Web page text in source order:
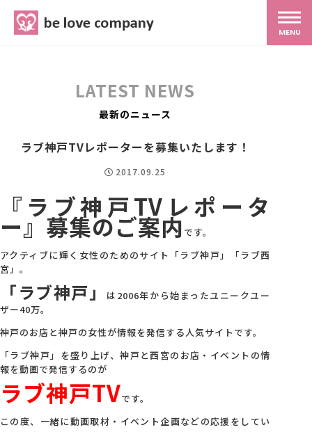
MENU
MG研修
スタッフ紹介
最新ブログ
会社概要
アクセス
LATEST NEWS
最新のニュース
ラブ神戸TVレポーターを募集いたします！
2017.09.25
『ラブ神戸TVレポータ
ー』募集のご案内 です。
アクティブに輝く女性のためのサイト「ラブ神戸」「ラブ西
宮」。
「ラブ神戸」
は2006年から始まったユニークユー
ザー40万。
神戸のお店と神戸の女性が情報を発信する人気サイトです。
「ラブ神戸」を盛り上げ、神戸と西宮のお店・イベントの情
報を動画で発信するのが
ラブ神戸TVです。
この度、一緒に動画取材・イベント企画などの応援をしてい